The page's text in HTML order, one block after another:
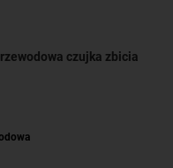
czujka zbicia